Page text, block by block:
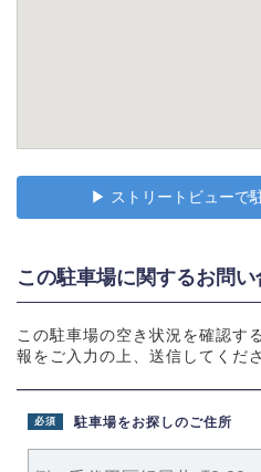
▶︎ ストリートビューで
この駐車場に関するお問い
この駐車場の空き状況を確認す
報をご入力の上、送信してくださ
駐車場をお探しのご住所
必須